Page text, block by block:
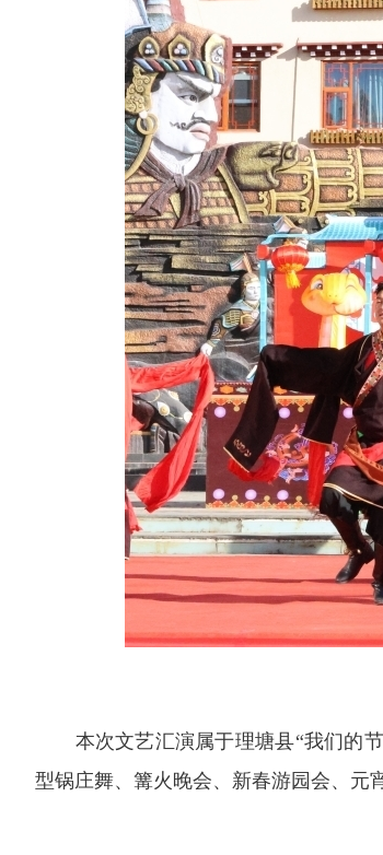
本次文艺汇演属于理塘县“我们的
型锅庄舞、篝火晚会、新春游园会、